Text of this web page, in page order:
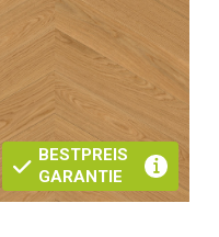
BESTPREIS
GARANTIE